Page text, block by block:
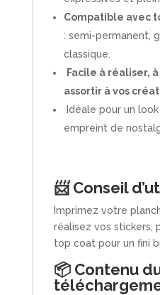
Compatible avec
: semi-permanent,
classique.
Facile à réaliser,
assortir à vos
Idéale pour un
empreint de
📨 Conseil
Imprimez votre
réalisez vos stickers,
top coat pour un fini
📦 Contenu